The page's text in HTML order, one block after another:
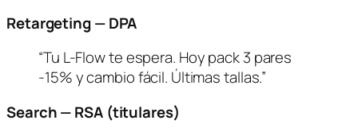
Retargeting — DPA
“Tu L-Flow te espera. Hoy pack 3 pares
-15% y cambio fácil. Últimas tallas.”
Search — RSA (titulares)